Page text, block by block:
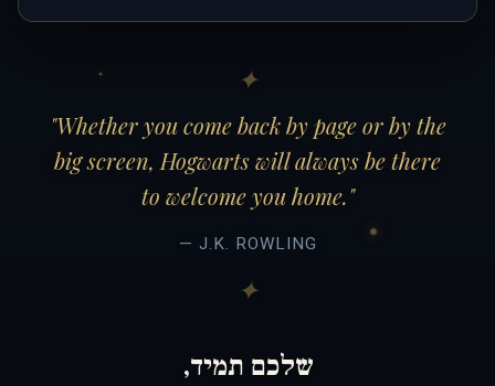
"Whether you come back by page or by the
big screen, Hogwarts will always be there
to welcome you home."
— J.K. ROWLING
שלכם תמיד,